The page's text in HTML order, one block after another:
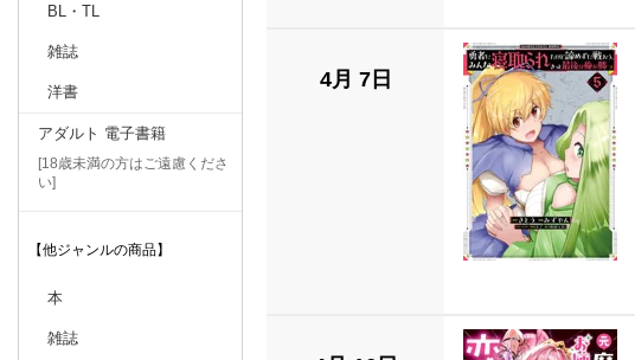
BL・TL
雑誌
洋書
アダルト 電子書籍
[18歳未満の方はご遠慮くださ
い]
【他ジャンルの商品】
本
雑誌
4月 7日